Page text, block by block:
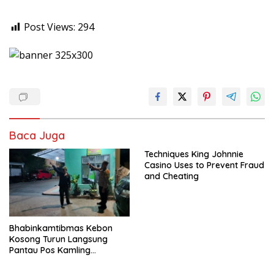
Post Views: 294
Baca Juga
Bhabinkamtibmas Kebon
Kosong Turun Langsung
Pantau Pos Kamling
Techniques King Johnnie
Casino Uses to Prevent Fraud
and Cheating